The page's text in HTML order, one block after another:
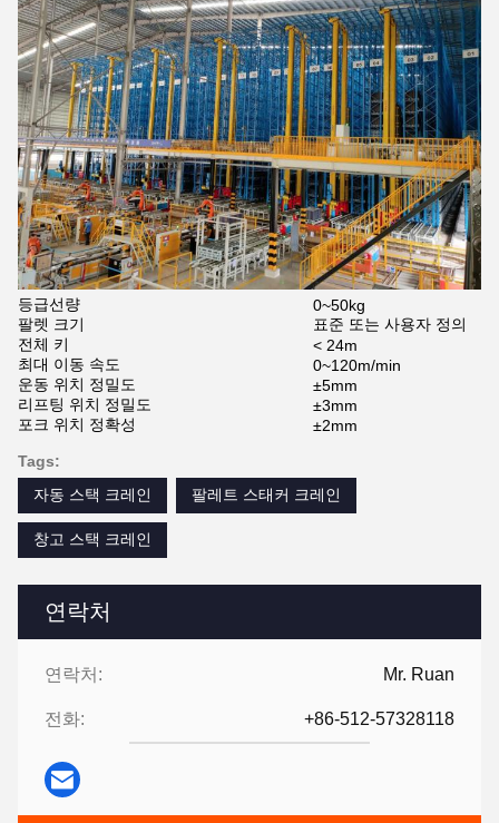
연락처
연락처: Mr. Ruan
전화: +86-512-57328118
등급선량
0~50kg
팔렛 크기
표준 또는 사용자 정의
전체 키
< 24m
최대 이동 속도
0~120m/min
운동 위치 정밀도
±5mm
리프팅 위치 정밀도
±3mm
포크 위치 정확성
±2mm
Tags:
자동 스택 크레인
팔레트 스태커 크레인
창고 스택 크레인